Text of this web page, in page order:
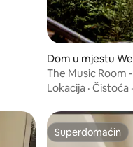
Dom u mjestu
nshire
The Music Room
utočište
Lokacija · Čistoća ·
Superdomaćin
Superdomaćin